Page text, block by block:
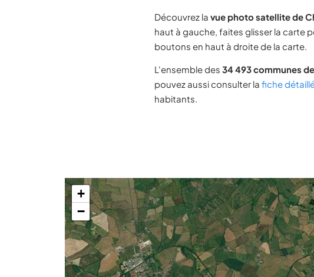
Découvrez la vue photo satellite de
haut à gauche, faites glisser la carte
boutons en haut à droite de la carte.
L'ensemble des 34 493 communes
pouvez aussi consulter la fiche
habitants.
+
−